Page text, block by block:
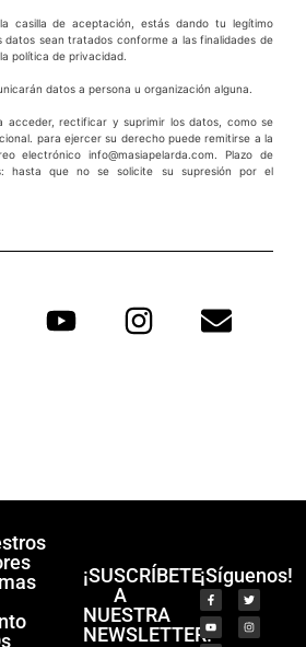
casilla de aceptación, estás dando tu legítimo
sean tratados conforme a las finalidades de
política de privacidad.
datos a persona u organización alguna.
a acceder, rectificar y suprimir los datos, como se
para ejercer su derecho puede remitirse a la
electrónico info@masiapelarda.com. Plazo de
hasta que no se solicite su supresión por el
¡SUSCRÍBETE
A
NUESTRA
NEWSLETTER!
¡Síguenos!